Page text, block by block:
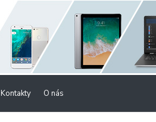
Kontakty O nás